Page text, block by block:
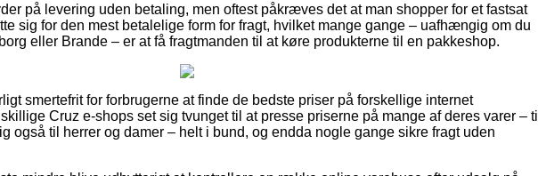
på levering uden betaling, men oftest påkræves det at man shopper for et fastsat
sig for den mest betalelige form for fragt, hvilket mange gange – uafhængig om du
eller Brande – er at få fragtmanden til at køre produkterne til en pakkeshop.
smertefrit for forbrugerne at finde de bedste priser på forskellige internet
Cruz e-shops set sig tvunget til at presse priserne på mange af deres varer – til
også til herrer og damer – helt i bund, og endda nogle gange sikre fragt uden